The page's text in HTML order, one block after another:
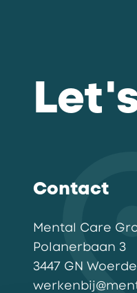
Contact
Mental Care
Polanerbaan 3
3447 GN